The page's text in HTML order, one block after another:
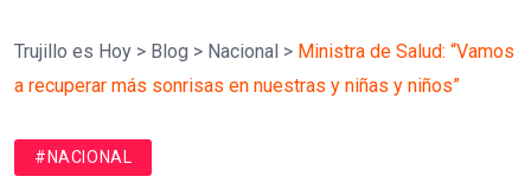
Trujillo es Hoy > Blog > Nacional > Ministra de Salud: “Vamos
a recuperar más sonrisas en nuestras y niñas y niños”
#NACIONAL